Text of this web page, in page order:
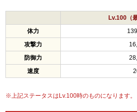
Lv.100（
体力
攻撃力
防御力
速度
※上記ステータスはLv.100時のものになります。